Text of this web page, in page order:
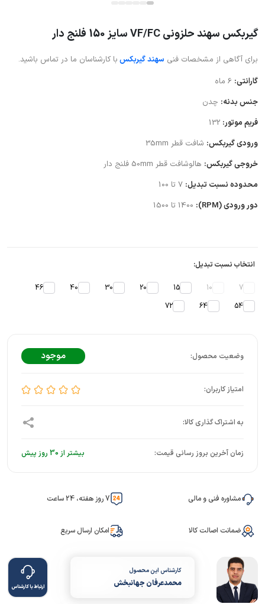
گیربکس سهند حلزونی VF/FC سایز 150 فلنج دار
برای آگاهی از مشخصات فنی سهند گیربکس با کارشناسان ما در تماس باشید.
گارانتی:
جنس بدنه: چدن
فریم موتور: 132
ورودی گیربکس: شافت قطر 35mm
خروجی گیربکس: هالوشافت قطر 50mm فلنج دار
محدوده نسبت تبدیل: 7 تا 100
دور ورودی (RPM):
1400 تا 1500
انتخاب نسبت تبدیل:
7
10
15
20
30
40
46
54
64
72
موجود
زمان آخرین بروز رسانی قیمت: بیشتر از 30 روز پیش
مشاوره فنی و مالی 7 روز هفته، 24 ساعت
ضمانت اصالت کالا امکان ارسال سریع
کارشناس این محصول
محمدعرفان جهانبخش ارتباط با کارشناس